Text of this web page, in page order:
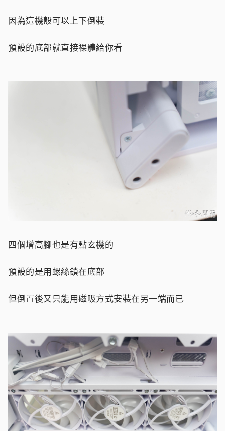
因為這機殼可以上下倒裝
預設的底部就直接裸體給你看
四個增高腳也是有點玄機的
預設的是用螺絲鎖在底部
但倒置後又只能用磁吸方式安裝在另一端而已